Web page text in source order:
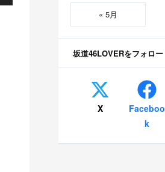
« 5月
坂道46LOVERをフォロー
X
Faceboo
k